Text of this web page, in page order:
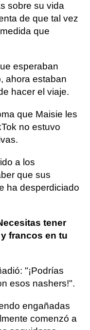
sobre su vida
de que tal vez
que
esperaban
ahora estaban
hacer el viaje.
que Maisie les
no estuvo
a los
que sus
ha desperdiciado
tener
francos en tu
"¡Podrías
esos nashers!".
engañadas
comenzó a